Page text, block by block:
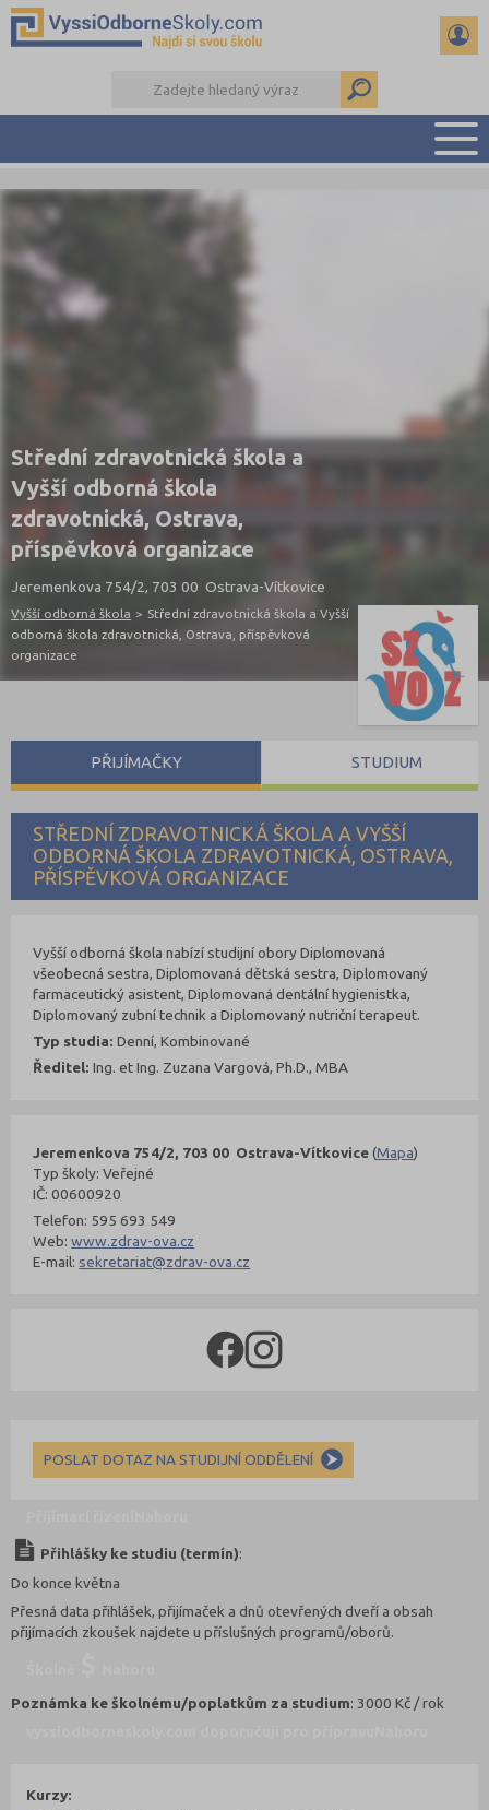
Střední zdravotnická škola a
Vyšší odborná škola
zdravotnická, Ostrava,
příspěvková organizace
Jeremenkova 754/2, 703 00 Ostrava-Vítkovice
Vyšší odborná škola > Střední zdravotnická škola a Vyšší
odborná škola zdravotnická, Ostrava, příspěvková
organizace
STŘEDNÍ ZDRAVOTNICKÁ ŠKOLA A VYŠŠÍ
ODBORNÁ ŠKOLA ZDRAVOTNICKÁ, OSTRAVA,
PŘÍSPĚVKOVÁ ORGANIZACE
Jeremenkova 754/2, 703 00 Ostrava-Vítkovice(Mapa)
Typ školy: Veřejné
IČ: 00600920
Telefon: 595 693 549
Web:www.zdrav-ova.cz
E-mail: sekretariat@zdrav-ova.cz
Vyšší odborná škola nabízí studijní obory Diplomovaná
všeobecná sestra, Diplomovaná dětská sestra, Diplomovaný
farmaceutický asistent, Diplomovaná dentální hygienistka,
Diplomovaný zubní technik a Diplomovaný nutriční terapeut.
Typ studia: Denní, Kombinované
Ředitel: Ing. et Ing. Zuzana Vargová, Ph.D., MBA
POSLAT DOTAZ NA STUDIJNÍ ODDĚLENÍ
PŘIJÍMAČKY STUDIUM
Přihlášky ke studiu (termín):
Do konce května
Přesná data přihlášek, přijímaček a dnů otevřených dveří a obsah
přijímacích zkoušek najdete u příslušných programů/oborů.
Poznámka ke školnému/poplatkům za studium: 3000 Kč / rok
Kurzy: